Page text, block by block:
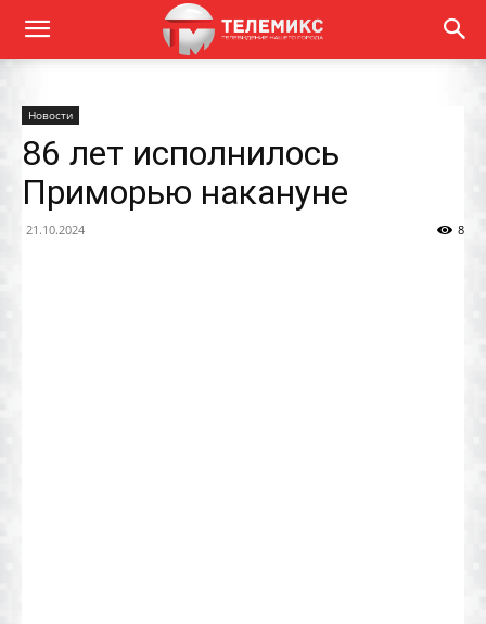
Новости
86 лет исполнилось
Приморью накануне
21.10.2024 8